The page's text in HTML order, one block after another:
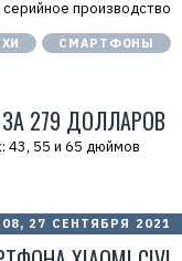
серийное производство
СМАРТФОНЫ
ЗА 279 ДОЛЛАРОВ
43, 55 и 65 дюймов
27 СЕНТЯБРЯ 2021
d
=
2
x
y
T
W
Р
е
к